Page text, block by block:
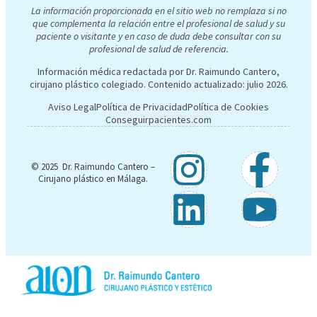
La información proporcionada en el sitio web no remplaza si no
que complementa la relación entre el profesional de salud y su
paciente o visitante y en caso de duda debe consultar con su
profesional de salud de referencia.
Información médica redactada por Dr. Raimundo Cantero,
cirujano plástico colegiado. Contenido actualizado: julio 2026.
Aviso LegalPolítica de PrivacidadPolítica de Cookies
Conseguirpacientes.com
© 2025 Dr. Raimundo Cantero –
Cirujano plástico en Málaga.